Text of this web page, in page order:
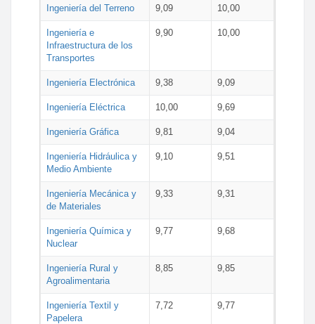
Ingeniería del Terreno 9,09 10,00
Ingeniería e
Infraestructura de los
Transportes
9,90 10,00
Ingeniería Electrónica 9,38 9,09
Ingeniería Eléctrica 10,00 9,69
Ingeniería Gráfica 9,81 9,04
Ingeniería Hidráulica y
Medio Ambiente
9,10 9,51
Ingeniería Mecánica y
de Materiales
9,33 9,31
Ingeniería Química y
Nuclear
9,77 9,68
Ingeniería Rural y
Agroalimentaria
8,85 9,85
Ingeniería Textil y
Papelera
7,72 9,77